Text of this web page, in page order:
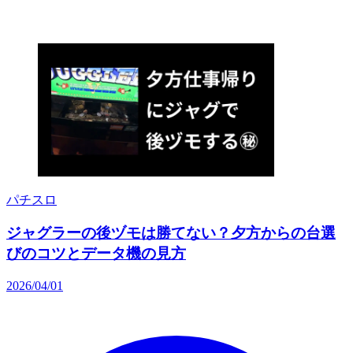
パチスロ
ジャグラーの後ヅモは勝てない？夕方からの台選
びのコツとデータ機の見方
2026/04/01